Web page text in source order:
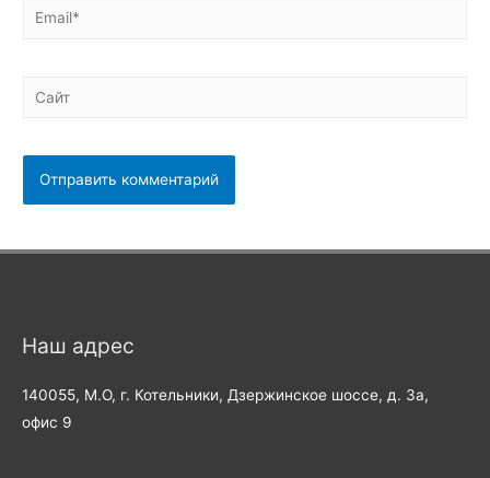
Email*
Сайт
Наш адрес
140055, М.О, г. Котельники, Дзержинское шоссе, д. 3а,
офис 9